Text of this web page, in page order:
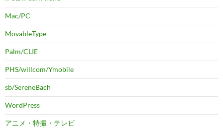
Mac/PC
MovableType
Palm/CLIE
PHS/willcom/Ymobile
sb/SereneBach
WordPress
アニメ・特撮・テレビ